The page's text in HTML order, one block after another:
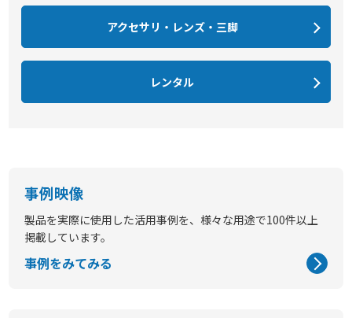
アクセサリ・レンズ・三脚
レンタル
事例映像
製品を実際に使用した活用事例を、様々な用途で100件以上
掲載しています。
事例をみてみる